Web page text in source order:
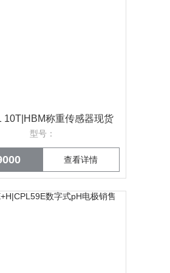
10T|HBM称重传感器现货
型号：
查看详情